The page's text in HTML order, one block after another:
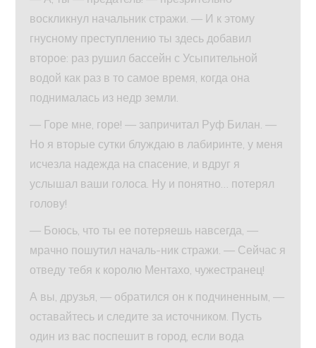
воскликнул начальник стражи. — И к этому
гнусному преступлению ты здесь добавил
второе: раз рушил бассейн с Усыпительной
водой как раз в то самое время, когда она
поднималась из недр земли.
— Горе мне, горе! — запричитал Руф Билан. —
Но я вторые сутки блуждаю в лабиринте, у меня
исчезла надежда на спасение, и вдруг я
услышал ваши голоса. Ну и понятно… потерял
голову!
— Боюсь, что ты ее потеряешь навсегда, —
мрачно пошутил началь-ник стражи. — Сейчас я
отведу тебя к королю Ментахо, чужестранец!
А вы, друзья, — обратился он к подчиненным, —
оставайтесь и следите за источником. Пусть
один из вас поспешит в город, если вода